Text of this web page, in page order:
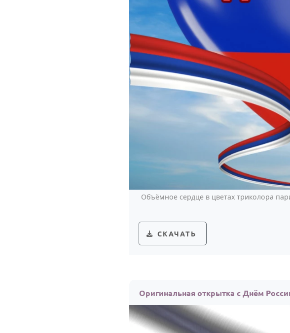
Объёмное сердце в цветах триколора
СКАЧАТЬ
Оригинальная открытка с Днём